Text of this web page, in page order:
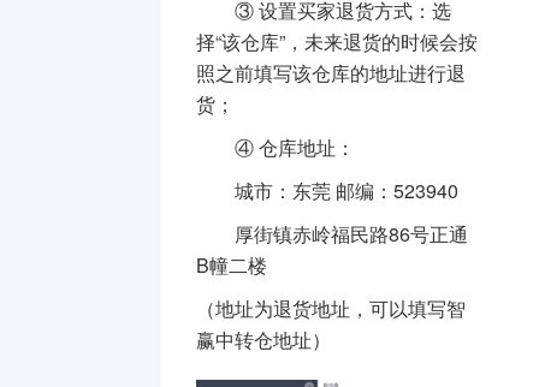
③设置买家退货方式：选
择“该仓库”，未来退货的时候会按
照之前填写该仓库的地址进行退
货；
④仓库地址：
城市：东莞 邮编：523940
厚街镇赤岭福民路86号正通
B幢二楼
（地址为退货地址，可以填写智
赢中转仓地址）